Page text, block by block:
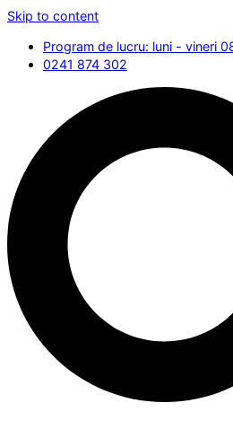
Skip to content
Program de lucru: luni - vineri
0241 874 302